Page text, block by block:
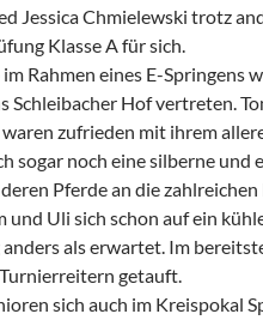
Jessica Chmielewski trotz
Klasse A für sich.
Rahmen eines E-Springens
Schleibacher Hof vertreten.
zufrieden mit ihrem
sogar noch eine silberne und
Pferde an die
und Uli sich schon auf ein
als erwartet. Im
getauft.
sich auch im Kreispokal